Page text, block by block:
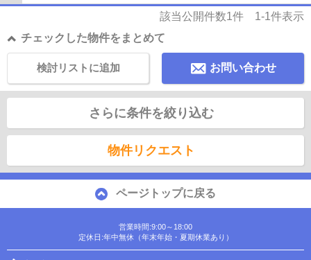
該当公開件数1件 1-1件表示
チェックした物件をまとめて
お問い合わせ
検討リストに追加
さらに条件を絞り込む
物件リクエスト
ページトップに戻る
営業時間:9:00～18:00
定休日:年中無休（年末年始・夏期休業あり）